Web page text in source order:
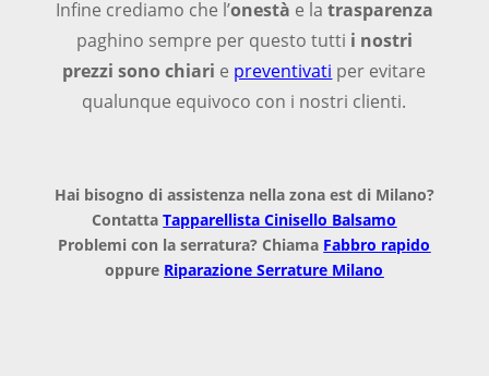
Infine crediamo che l’onestà e la trasparenza
paghino sempre per questo tutti i nostri
prezzi sono chiari e preventivati per evitare
qualunque equivoco con i nostri clienti.
Hai bisogno di assistenza nella zona est di Milano?
ContattaTapparellista Cinisello Balsamo
Problemi con la serratura? Chiama Fabbro rapido
oppure Riparazione Serrature Milano